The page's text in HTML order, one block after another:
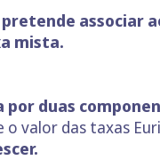
associar
mista.
duas
o valor das taxas